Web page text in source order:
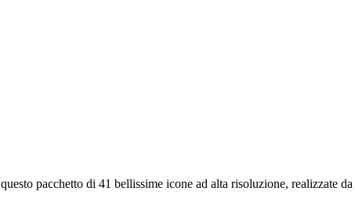
questo pacchetto di 41 bellissime icone ad alta risoluzione, realizzate da